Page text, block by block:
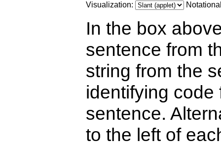
Visualization:
In the box
sentence from
string from the
identifying
sentence.
to the left of